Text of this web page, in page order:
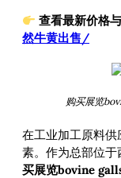
查看最新价格
然牛黄出售/
购买展览
在工业加工原料
素。作为总部位
买展览bovine